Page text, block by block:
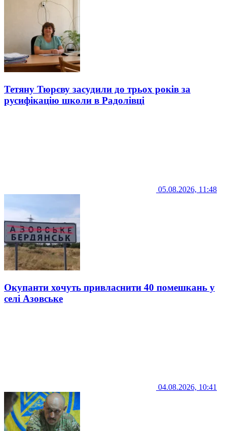
Тетяну Тюрєву засудили до трьох років за
русифікацію школи в Радолівці
05.08.2026, 11:48
Окупанти хочуть привласнити 40 помешкань у
селі Азовське
04.08.2026, 10:41